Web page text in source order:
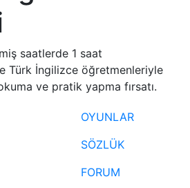
saatlerde 1 saat
Türk İngilizce öğretmenleriyle
ve pratik yapma fırsatı.
OYUNLAR
SÖZLÜK
FORUM